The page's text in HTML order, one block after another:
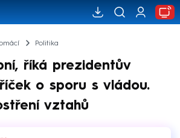
Politika
říká prezidentův
o sporu s vládou.
vztahů